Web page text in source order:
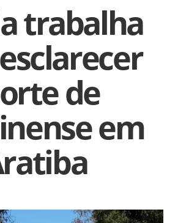
trabalha
de
em